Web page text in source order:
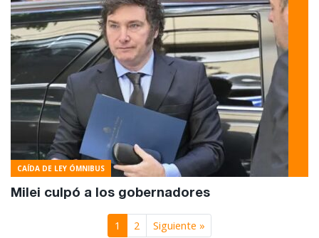
CAÍDA DE LEY ÓMNIBUS
Milei culpó a los gobernadores
1 2 Siguiente »